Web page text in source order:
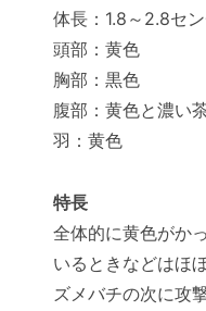
体長：1.8～2.8セ
頭部：黄色
胸部：黒色
腹部：黄色と濃い
羽：黄色
特長
全体的に黄色がか
いるときなどはほ
ズメバチの次に攻